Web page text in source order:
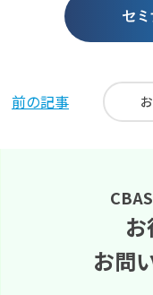
セ
前の記事
お
お問